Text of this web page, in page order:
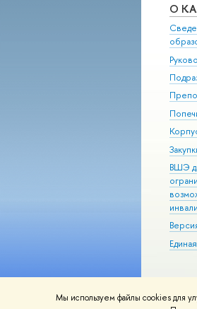
Мы используем файлы cookies для
О
ВШЭ
©